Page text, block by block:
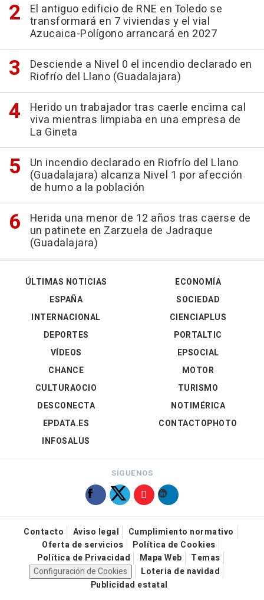
El antiguo edificio de RNE en Toledo se
transformará en 7 viviendas y el vial
Azucaica-Polígono arrancará en 2027
Desciende a Nivel 0 el incendio declarado en
Riofrío del Llano (Guadalajara)
Herido un trabajador tras caerle encima cal
viva mientras limpiaba en una empresa de
La Gineta
Un incendio declarado en Riofrío del Llano
(Guadalajara) alcanza Nivel 1 por afección
de humo a la población
Herida una menor de 12 años tras caerse de
un patinete en Zarzuela de Jadraque
(Guadalajara)
ÚLTIMAS NOTICIAS
ESPAÑA
INTERNACIONAL
DEPORTES
VÍDEOS
ECONOMÍA
SOCIEDAD
CIENCIAPLUS
PORTALTIC
EPSOCIAL
CHANCE
CULTURAOCIO
DESCONECTA
EPDATA.ES
INFOSALUS
MOTOR
TURISMO
NOTIMÉRICA
CONTACTOPHOTO
SÍGUENOS
Contacto Aviso legal
Cumplimiento normativo
Oferta de servicios
Política de Cookies
Política de Privacidad
Mapa Web
Temas
Configuración de Cookies
Loteria de navidad
Publicidad estatal